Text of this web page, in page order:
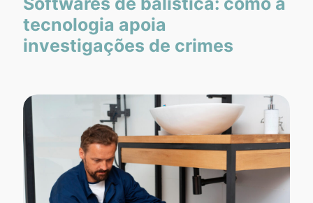
tecnologia apoia
investigações de crimes